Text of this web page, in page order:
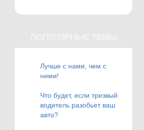
Лучше с нами, чем с
ними!
Что будет, если трезвый
водитель разобьет ваш
авто?